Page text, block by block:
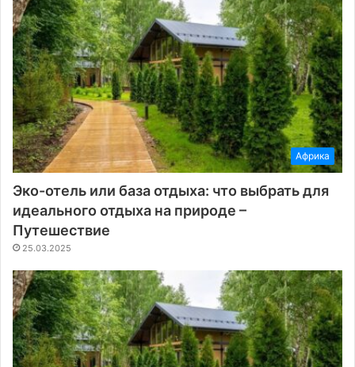
Африка
Эко-отель или база отдыха: что выбрать для
идеального отдыха на природе –
Путешествие
25.03.2025